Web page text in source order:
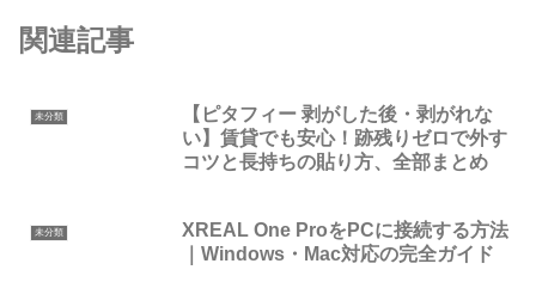
関連記事
未分類
【ピタフィー 剥がした後・剥がれな
い】賃貸でも安心！跡残りゼロで外す
コツと長持ちの貼り方、全部まとめ
未分類
XREAL One ProをPCに接続する方法
｜Windows・Mac対応の完全ガイド